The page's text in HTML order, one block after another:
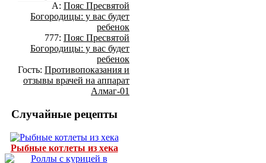
А: Пояс Пресвятой
Богородицы: у вас будет
ребенок
777: Пояс Пресвятой
Богородицы: у вас будет
ребенок
Гость: Противопоказания и
отзывы врачей на аппарат
Алмаг-01
Случайные рецепты
Рыбные котлеты из хека